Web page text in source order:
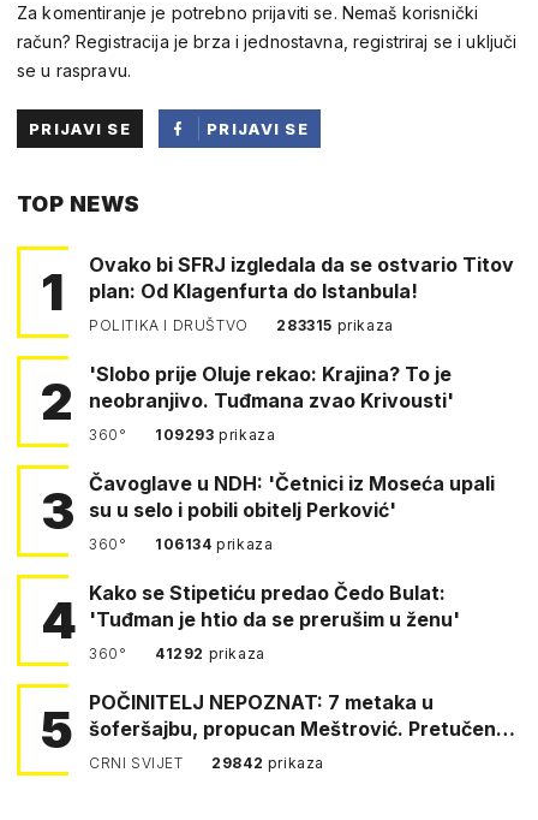
Za komentiranje je potrebno prijaviti se. Nemaš korisnički
račun? Registracija je brza i jednostavna, registriraj se i uključi
se u raspravu.
PRIJAVI SE
PRIJAVI SE
TOP NEWS
1
Ovako bi SFRJ izgledala da se ostvario Titov
plan: Od Klagenfurta do Istanbula!
POLITIKA I DRUŠTVO 283315 prikaza
2
'Slobo prije Oluje rekao: Krajina? To je
neobranjivo. Tuđmana zvao Krivousti'
360° 109293prikaza
3
Čavoglave u NDH: 'Četnici iz Moseća upali
su u selo i pobili obitelj Perković'
360° 106134prikaza
4 Kako se Stipetiću predao Čedo Bulat:
'Tuđman je htio da se prerušim u ženu'
360° 41292 prikaza
5
POČINITELJ NEPOZNAT: 7 metaka u
šoferšajbu, propucan Meštrović. Pretučen
Pejin
CRNI SVIJET 29842 prikaza